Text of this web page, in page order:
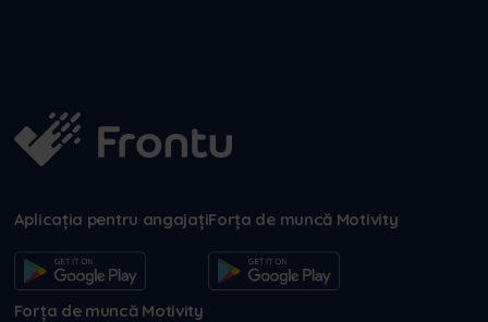
Aplicația pentru angajațiForța de muncă Motivity
Forța de muncă Motivity